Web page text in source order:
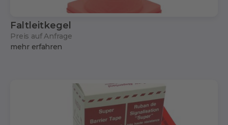
Faltleitkegel
Preis auf Anfrage
mehr erfahren